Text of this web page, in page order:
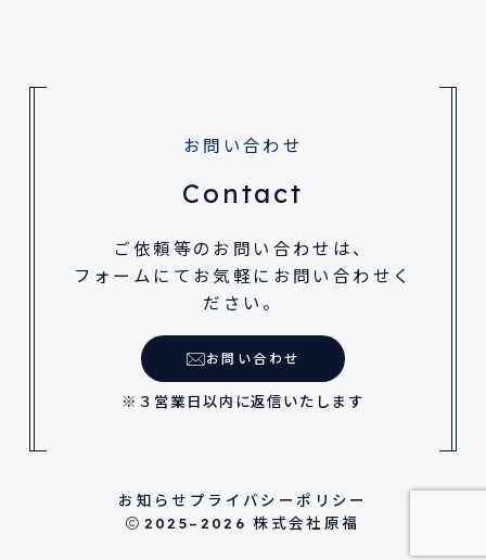
お問い合わせ
Contact
ご依頼等のお問い合わせは、
フォームにてお気軽にお問い合わせく
ださい。
お問い合わせ
※３営業日以内に返信いたします
お知らせ プライバシーポリシー
2025–2026 株式会社原福